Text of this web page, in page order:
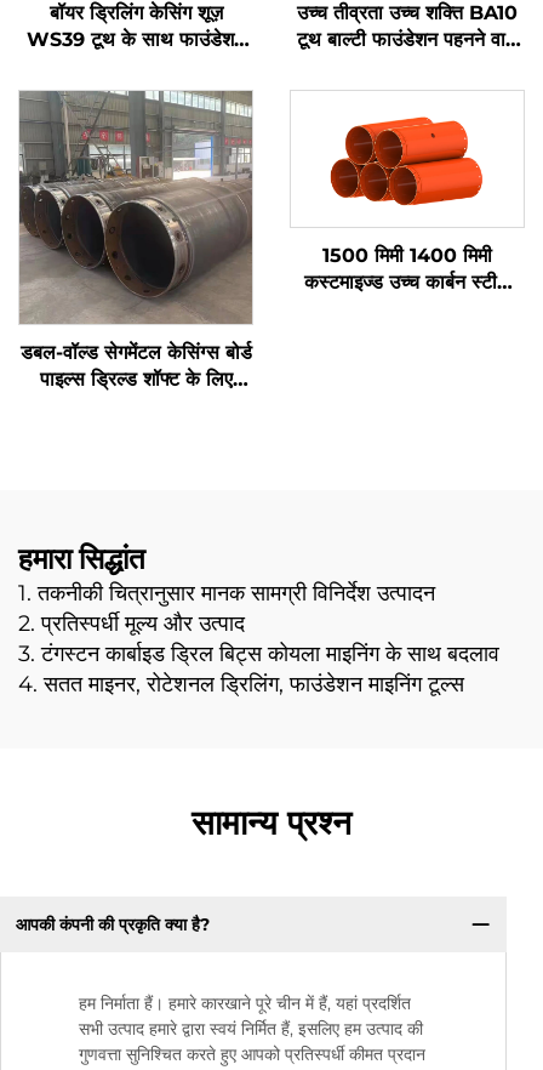
बॉयर ड्रिलिंग केसिंग शूज़
WS39 टूथ के साथ फाउंडेशन
उच्च तीव्रता उच्च शक्ति BA10
टूथ बाल्टी फाउंडेशन पहनने वाले
लिए
डबल-वॉल्ड सेगमेंटल केसिंग्स बोर्ड
पाइल्स ड्रिल्ड शॉफ्ट के लिए
1500 मिमी 1400 मिमी
कस्टमाइज्ड उच्च कार्बन स्टील
हमारा सिद्धांत
1. तकनीकी चित्रानुसार मानक सामग्री विनिर्देश उत्पादन
2. प्रतिस्पर्धी मूल्य और उत्पाद
3. टंगस्टन कार्बाइड ड्रिल बिट्स कोयला माइनिंग के साथ बदलाव
4. सतत माइनर, रोटेशनल ड्रिलिंग, फाउंडेशन माइनिंग टूल्स
सामान्य प्रश्न
आपकी कंपनी की प्रकृति क्या है?
हम निर्माता हैं। हमारे कारखाने पूरे चीन में हैं, यहां प्रदर्शित
सभी उत्पाद हमारे द्वारा स्वयं निर्मित हैं, इसलिए हम उत्पाद की
गुणवत्ता सुनिश्चित करते हुए आपको प्रतिस्पर्धी कीमत प्रदान